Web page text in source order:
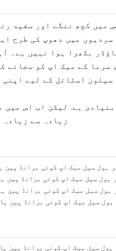
جس میں کچھ ننگے اور
سردیوں میں دھوپ کی طرح
پاؤڈر بکھرا ہوا نہیں
کے میک اپ کو سجانے
ہے. لیکن اب اس
زیادہ سے زیادہ